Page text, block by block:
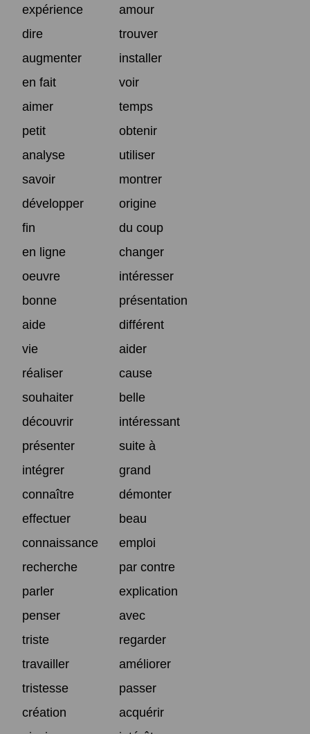
expérience
amour
dire
trouver
augmenter
installer
en fait
voir
aimer
temps
petit
obtenir
analyse
utiliser
savoir
montrer
développer
origine
fin
du coup
en ligne
changer
oeuvre
intéresser
bonne
présentation
aide
différent
vie
aider
réaliser
cause
souhaiter
belle
découvrir
intéressant
présenter
suite à
intégrer
grand
connaître
démonter
effectuer
beau
connaissance
emploi
recherche
par contre
parler
explication
penser
avec
triste
regarder
travailler
améliorer
tristesse
passer
création
acquérir